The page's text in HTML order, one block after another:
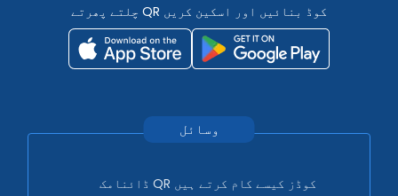
چلتے پھرتے QR کوڈ بنائیں اور اسکین کریں
وسائل
ڈائنامک QR کوڈز کیسے کام کرتے ہیں